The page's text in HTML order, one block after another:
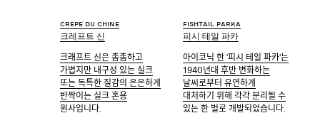
Crepe du chine
크레프트 신
크래프트 신은 촘촘하고
가볍지만 내구성 있는 실크
또는 독특한 질감의 은은하게
반짝이는 실크 혼용
원사입니다.
Fishtail parka
피시 테일 파카
아이코닉 한 '피시 테일 파카'는
1940년대 후반 변화하는
날씨로부터 유연하게
대처하기 위해 각각 분리될 수
있는 한 벌로 개발되었습니다.